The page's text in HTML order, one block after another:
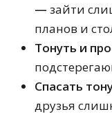
— зайти
планов и
Тонуть и
Спасать
друзья